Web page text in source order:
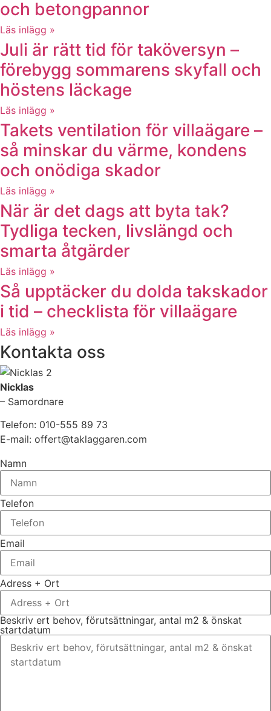
och betongpannor
Läs inlägg »
Juli är rätt tid för taköversyn –
förebygg sommarens skyfall och
höstens läckage
Läs inlägg »
Takets ventilation för villaägare –
så minskar du värme, kondens
och onödiga skador
Läs inlägg »
När är det dags att byta tak?
Tydliga tecken, livslängd och
smarta åtgärder
Läs inlägg »
Så upptäcker du dolda takskador
i tid – checklista för villaägare
Läs inlägg »
Kontakta oss
Nicklas
– Samordnare
Telefon: 010-555 89 73
E-mail: offert@taklaggaren.com
Namn
Telefon
Email
Adress + Ort
Beskriv ert behov, förutsättningar, antal m2 & önskat
startdatum